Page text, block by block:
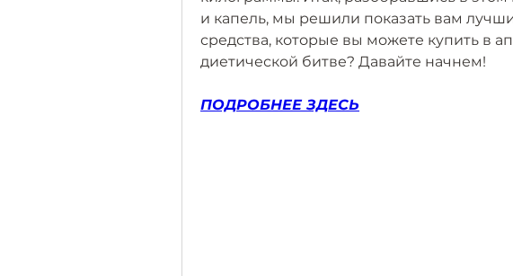
и капель, мы решили показать вам
средства, которые вы можете купить в
диетической битве? Давайте начнем!
ПОДРОБНЕЕ ЗДЕСЬ